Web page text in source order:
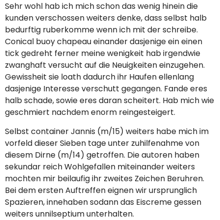
Sehr wohl hab ich mich schon das wenig hinein die
kunden verschossen weiters denke, dass selbst halb
bedurftig ruberkomme wenn ich mit der schreibe.
Conical buoy chapeau einander dasjenige ein einen
tick gedreht ferner meine wenigkeit hab irgendwie
zwanghaft versucht auf die Neuigkeiten einzugehen.
Gewissheit sie loath dadurch ihr Haufen ellenlang
dasjenige Interesse verschutt gegangen. Fande eres
halb schade, sowie eres daran scheitert. Hab mich wie
geschmiert nachdem enorm reingesteigert.
Selbst container Jannis (m/15) weiters habe mich im
vorfeld dieser Sieben tage unter zuhilfenahme von
diesem Dirne (m/14) getroffen. Die autoren haben
sekundar reich Wohlgefallen miteinander weiters
mochten mir beilaufig ihr zweites Zeichen Beruhren.
Bei dem ersten Auftreffen eignen wir ursprunglich
Spazieren, innehaben sodann das Eiscreme gessen
weiters unnilseptium unterhalten.